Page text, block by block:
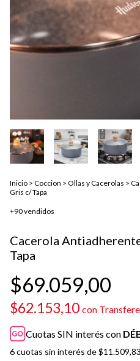
Inicio > Coccion > Ollas y Cacerolas >
Gris c/ Tapa
+90 vendidos
Cacerola
Tapa
$69.059,00
$62.153,10 con
Cuotas SIN interés con
6cuotas sin interés de$11.509,83